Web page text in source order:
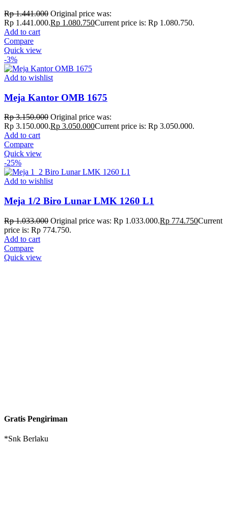
Rp1.441.000 Original price was:
Rp 1.441.000.Rp 1.080.750Current price is: Rp 1.080.750.
Add to cart
Compare
Quick view
-3%
Add to wishlist
Meja Kantor OMB 1675
Rp3.150.000 Original price was:
Rp 3.150.000.Rp 3.050.000Current price is: Rp 3.050.000.
Add to cart
Compare
Quick view
-25%
Add to wishlist
Meja 1/2 Biro Lunar LMK 1260 L1
Rp1.033.000 Original price was: Rp 1.033.000.Rp 774.750Current
price is: Rp 774.750.
Add to cart
Compare
Quick view
Gratis Pengiriman
*Snk Berlaku